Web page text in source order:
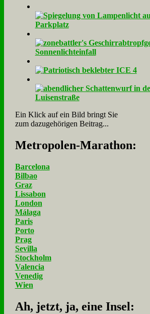
Ein Klick auf ein Bild bringt Sie
zum dazugehörigen Beitrag...
Me­tro­po­len-Ma­ra­thon:
Barcelona
Bilbao
Graz
Lissabon
London
Málaga
Paris
Porto
Prag
Sevilla
Stockholm
Valencia
Venedig
Wien
Ah, jetzt, ja, ei­ne In­sel: